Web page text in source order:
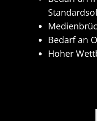
Bedarf an
Hoher